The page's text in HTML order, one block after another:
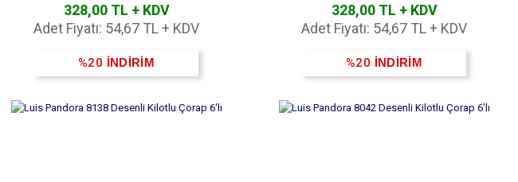
328,00 TL + KDV
Adet Fiyatı: 54,67 TL + KDV
%20 İNDİRİM
328,00 TL + KDV
Adet Fiyatı: 54,67 TL + KDV
%20 İNDİRİM